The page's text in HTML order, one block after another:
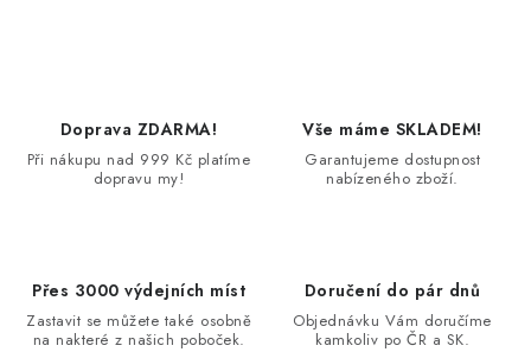
Doprava ZDARMA!
Při nákupu nad 999 Kč platíme
dopravu my!
Vše máme SKLADEM!
Garantujeme dostupnost
nabízeného zboží.
Přes 3000 výdejních míst
Zastavit se můžete také osobně
na nakteré z našich poboček.
Doručení do pár dnů
Objednávku Vám doručíme
kamkoliv po ČR a SK.